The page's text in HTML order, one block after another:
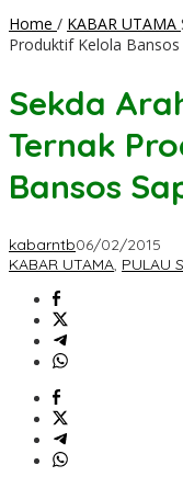
Home / KABAR UTAMA
Produktif Kelola Bansos
Sekda
Ternak
Bansos
kabarntb06/02/2015
KABAR UTAMA, PULAU